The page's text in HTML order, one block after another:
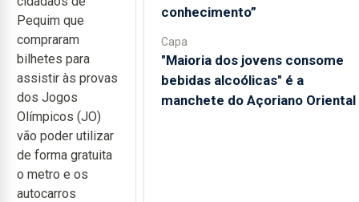
Pequim que
compraram
bilhetes para
assistir às provas
dos Jogos
Olímpicos (JO)
vão poder utilizar
de forma gratuita
o metro e os
autocarros
conhecimento”
Capa
"Maioria dos jovens consome
bebidas alcoólicas" é a
manchete do Açoriano Oriental